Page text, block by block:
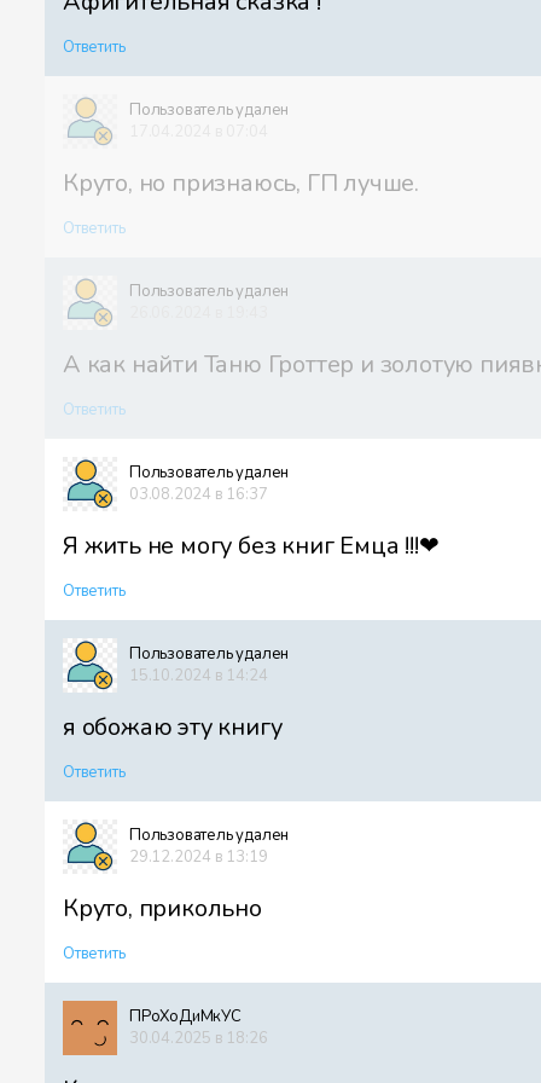
Ответить
Пользователь удален
Круто, но признаюсь, ГП лучше.
Ответить
Пользователь удален
А как найти Таню Гроттер и золотую
Ответить
Пользователь удален
03.08.2024 в 16:37
Я жить не могу без книг Емца !!!❤
Ответить
Пользователь удален
15.10.2024 в 14:24
я обожаю эту книгу
Ответить
Пользователь удален
29.12.2024 в 13:19
Круто, прикольно
Ответить
ПРоХоДиМкУС
30.04.2025 в 18:26